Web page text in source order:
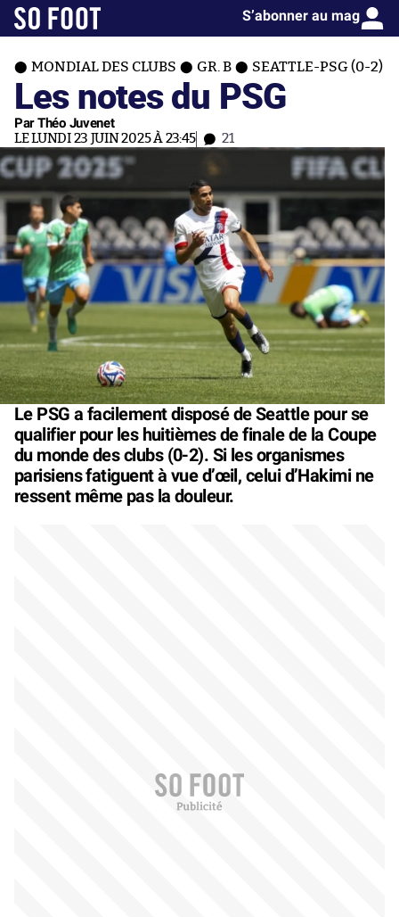
S’abonner au mag
MONDIAL DES CLUBS GR. B SEATTLE-PSG (0-2)
Les notes du PSG
Par Théo Juvenet
LE LUNDI 23 JUIN 2025 À 23:45 21
Le PSG a facilement disposé de Seattle pour se
qualifier pour les huitièmes de finale de la Coupe
du monde des clubs (0-2). Si les organismes
parisiens fatiguent à vue d’œil, celui d’Hakimi ne
ressent même pas la douleur.